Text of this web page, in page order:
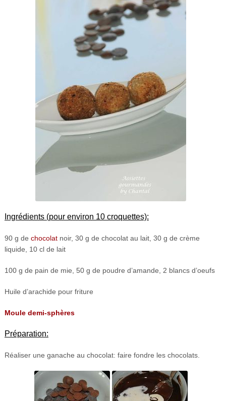
Ingrédients (pour environ 10 croquettes):
90 g de chocolatnoir, 30 g de chocolat au lait, 30 g de crème
liquide, 10 cl de lait
100 g de pain de mie, 50 g de poudre d’amande, 2 blancs d’oeufs
Huile d’arachide pour friture
Moule demi-sphères
Préparation:
Réaliser une ganache au chocolat: faire fondre les chocolats.